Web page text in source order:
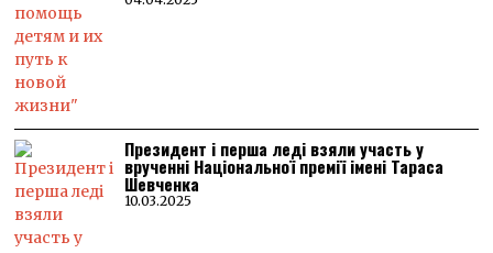
Президент і перша леді взяли участь у
врученні Національної премії імені Тараса
Шевченка
10.03.2025